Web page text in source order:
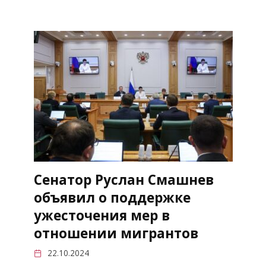
Сенатор Руслан Смашнев
объявил о поддержке
ужесточения мер в
отношении мигрантов
22.10.2024